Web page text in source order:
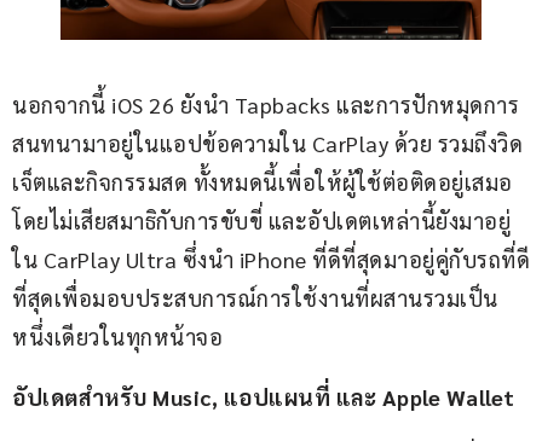
นอกจากนี้ iOS 26 ยังนำ Tapbacks และการปักหมุดการ
สนทนามาอยู่ในแอปข้อความใน CarPlay ด้วย รวมถึงวิด
เจ็ตและกิจกรรมสด ทั้งหมดนี้เพื่อให้ผู้ใช้ต่อติดอยู่เสมอ
โดยไม่เสียสมาธิกับการขับขี่ และอัปเดตเหล่านี้ยังมาอยู่
ใน CarPlay Ultra ซึ่งนำ iPhone ที่ดีที่สุดมาอยู่คู่กับรถที่ดี
ที่สุดเพื่อมอบประสบการณ์การใช้งานที่ผสานรวมเป็น
หนึ่งเดียวในทุกหน้าจอ
อัปเดตสำหรับ Music, แอปแผนที่ และ Apple Wallet